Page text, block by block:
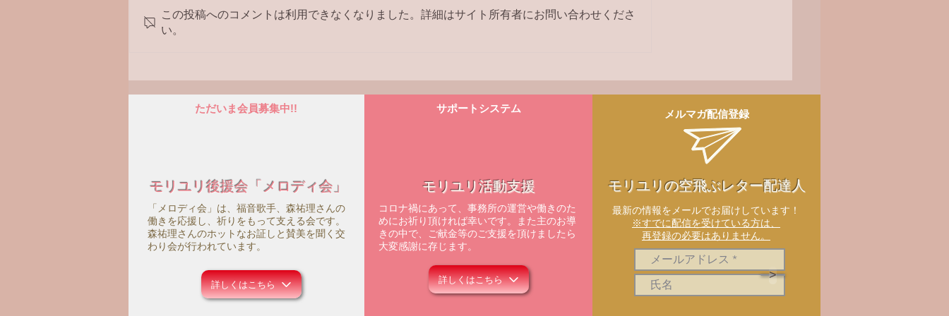
この投稿へのコメントは利用できなくなりました。詳細はサイト所有者にお問い合わせくださ
い。
ただいま会員募集中!!
モリユリ後援会「メロディ会」
「メロディ会」は、福音歌手、森祐理さんの
働きを応援し、祈りをもって支える会です。
森祐理さんのホットなお証しと賛美を聞く交
わり会が行われています。
詳しくはこちら
サポートシステム
モリユリ活動支援
コロナ禍にあって、事務所の運営や働きのた
めにお祈り頂ければ幸いです。また主のお導
きの中で、ご献金等のご支援を頂けましたら
大変感謝に存じます。
詳しくはこちら
メルマガ配信登録
モリユリの空飛ぶレター配達人
​最新の情報をメールでお届けしています！
※すでに配信を受けている方は、
再登録の必要はありません。
>